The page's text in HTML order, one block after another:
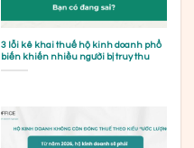
3 lỗi kê khai thuế hộ kinh doanh phổ
biến khiến nhiều người bị truy thu